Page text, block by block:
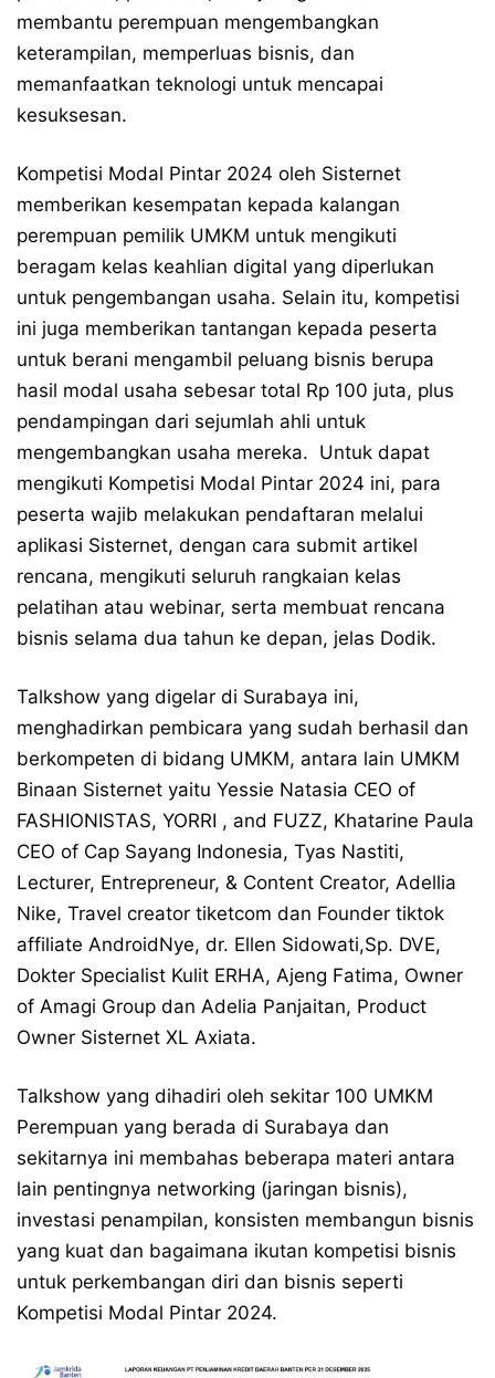
membantu perempuan mengembangkan
keterampilan, memperluas bisnis, dan
memanfaatkan teknologi untuk mencapai
kesuksesan.
Kompetisi Modal Pintar 2024 oleh Sisternet
memberikan kesempatan kepada kalangan
perempuan pemilik UMKM untuk mengikuti
beragam kelas keahlian digital yang diperlukan
untuk pengembangan usaha. Selain itu, kompetisi
ini juga memberikan tantangan kepada peserta
untuk berani mengambil peluang bisnis berupa
hasil modal usaha sebesar total Rp 100 juta, plus
pendampingan dari sejumlah ahli untuk
mengembangkan usaha mereka. Untuk dapat
mengikuti Kompetisi Modal Pintar 2024 ini, para
peserta wajib melakukan pendaftaran melalui
aplikasi Sisternet, dengan cara submit artikel
rencana, mengikuti seluruh rangkaian kelas
pelatihan atau webinar, serta membuat rencana
bisnis selama dua tahun ke depan, jelas Dodik.
Talkshow yang digelar di Surabaya ini,
menghadirkan pembicara yang sudah berhasil dan
berkompeten di bidang UMKM, antara lain UMKM
Binaan Sisternet yaitu Yessie Natasia CEO of
FASHIONISTAS, YORRI , and FUZZ, Khatarine Paula
CEO of Cap Sayang Indonesia, Tyas Nastiti,
Lecturer, Entrepreneur, & Content Creator, Adellia
Nike, Travel creator tiketcom dan Founder tiktok
affiliate AndroidNye, dr. Ellen Sidowati,Sp. DVE,
Dokter Specialist Kulit ERHA, Ajeng Fatima, Owner
of Amagi Group dan Adelia Panjaitan, Product
Owner Sisternet XL Axiata.
Talkshow yang dihadiri oleh sekitar 100 UMKM
Perempuan yang berada di Surabaya dan
sekitarnya ini membahas beberapa materi antara
lain pentingnya networking (jaringan bisnis),
investasi penampilan, konsisten membangun bisnis
yang kuat dan bagaimana ikutan kompetisi bisnis
untuk perkembangan diri dan bisnis seperti
Kompetisi Modal Pintar 2024.